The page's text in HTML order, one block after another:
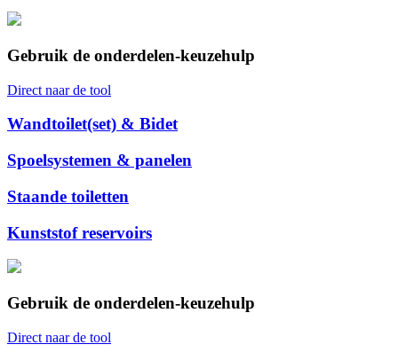
Gebruik de onderdelen-keuzehulp
Direct naar de tool
Wandtoilet(set) & Bidet
Spoelsystemen & panelen
Staande toiletten
Kunststof reservoirs
Gebruik de onderdelen-keuzehulp
Direct naar de tool